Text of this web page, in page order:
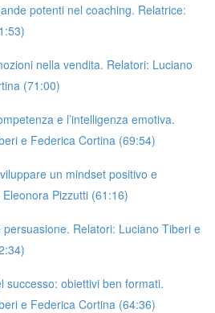
potenti nel coaching. Relatrice:
nella vendita. Relatori: Luciano
(71:00)
e l’intelligenza emotiva.
e Federica Cortina (69:54)
un mindset positivo e
Pizzutti (61:16)
persuasione. Relatori: Luciano Tiberi e
successo: obiettivi ben formati.
e Federica Cortina (64:36)